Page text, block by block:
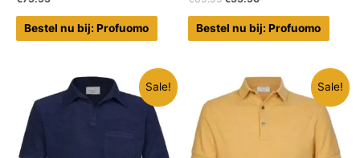
Bestel nu bij: Profuomo Bestel nu bij: Profuomo
Sale! Sale!